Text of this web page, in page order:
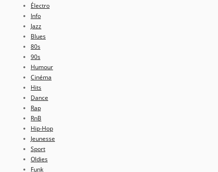
Électro
Info
Jazz
Blues
80s
90s
Humour
Cinéma
Hits
Dance
Rap
RnB
Hip-Hop
Jeunesse
Sport
Oldies
Funk